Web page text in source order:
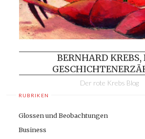
BERNHARD KREBS,
Der rote Krebs Blog
RUBRIKEN
Glossen und Beobachtungen
Business